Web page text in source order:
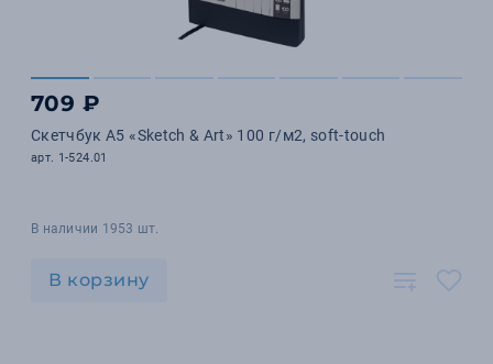
709 ₽
Скетчбук А5 «Sketch & Art» 100 г/м2, soft-touch
арт. 1-524.01
В наличии 1953 шт.
В корзину